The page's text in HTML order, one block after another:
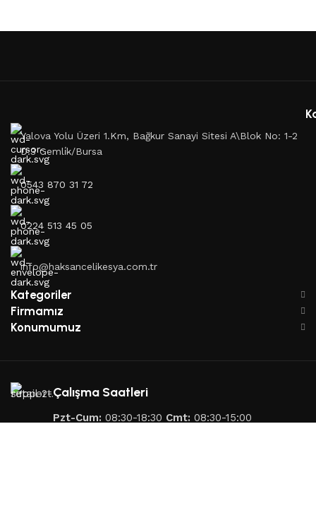
Yalova Yolu Üzeri 1.Km, Bağkur Sanayi Sitesi A\Blok No: 1-2
D:3 Gemli̇k/Bursa
0543 870 31 72
0224 513 45 05
info@haksancelikesya.com.tr
Kategoriler
Firmamız
Konumumuz
Çalışma Saatleri
Pzt-Cum: 08:30-18:30 Cmt: 08:30-15:00